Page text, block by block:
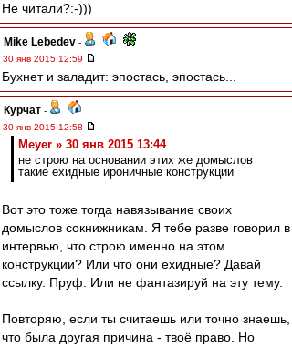
Не читали?:-)))
Mike Lebedev -
30 янв 2015 12:59
Бухнет и заладит: эпостась, эпостась...
Курчат -
30 янв 2015 12:58
Meyer » 30 янв 2015 13:44
не строю на основании этих же домыслов
такие ехидные ироничные конструкции
Вот это тоже тогда навязывание своих
домыслов сокнижникам. Я тебе разве говорил в
интервью, что строю именно на этом
конструкции? Или что они ехидные? Давай
ссылку. Пруф. Или не фантазируй на эту тему.
Повторяю, если ты считаешь или точно знаешь,
что была другая причина - твоё право. Но